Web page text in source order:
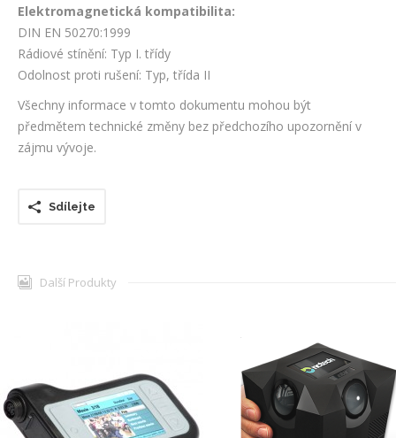
Elektromagnetická kompatibilita:
DIN EN 50270:1999
Rádiové stínění: Typ I. třídy
Odolnost proti rušení: Typ, třída II
Všechny informace v tomto dokumentu mohou být
předmětem technické změny bez předchozího upozornění v
zájmu vývoje.
Sdílejte
Další Produkty